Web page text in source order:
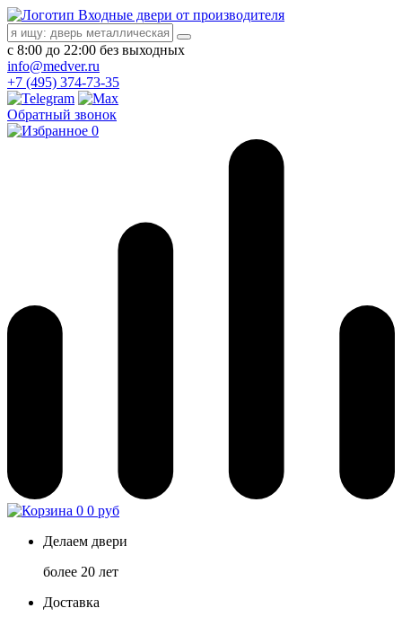
Входные двери от производителя
с 8:00 до 22:00 без выходных
info@medver.ru
+7 (495) 374-73-35
Обратный звонок
0
0 0 руб
Делаем двери
более 20 лет
Доставка